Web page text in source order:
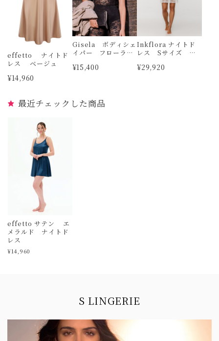
effetto ナイトド
レス ベージュ
¥14,960
Gisela ボディシェ
イパー フローラル
¥15,400
Inkflora ナイトド
レス Sサイズ マ
OEMI
¥29,920
最近チェックした商品
effetto サテン エ
メラルド ナイトド
レス
¥14,960
S LINGERIE